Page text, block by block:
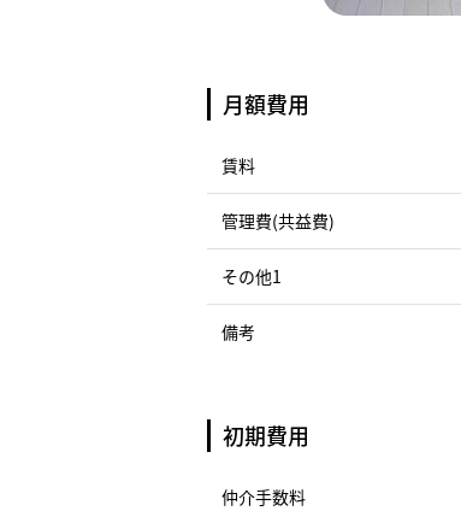
月額費用
賃料
管理費(共益費)
その他1
備考
初期費用
仲介手数料